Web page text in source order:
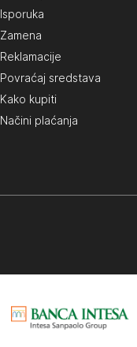
Isporuka
Zamena
Reklamacije
Povraćaj sredstava
Kako kupiti
Načini plaćanja